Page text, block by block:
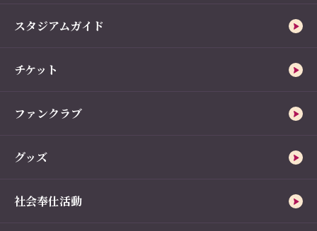
スタジアムガイド
チケット
ファンクラブ
グッズ
社会奉仕活動